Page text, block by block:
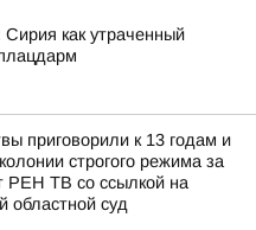
как утраченный
приговорили к 13 годам и
строгого режима за
РЕН ТВ со ссылкой на
областной суд